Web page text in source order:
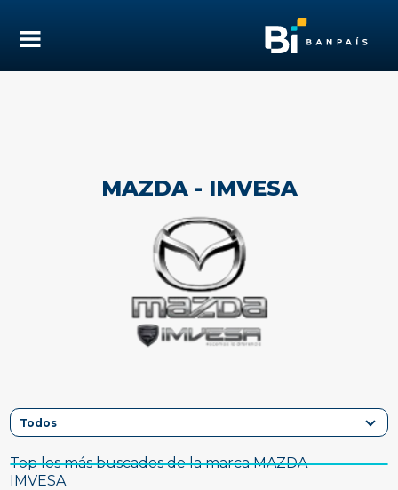
MAZDA - IMVESA
Top los más buscados de la marca MAZDA -
IMVESA